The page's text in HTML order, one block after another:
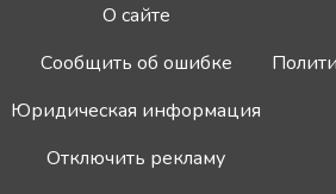
О сайте
Сообщить об ошибке
Юридическая информация
Отключить рекламу